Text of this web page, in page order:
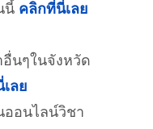
นี้ คลิกที่นี่เลย
นๆในจังหวัด
ลย
ออนไลน์วิชา